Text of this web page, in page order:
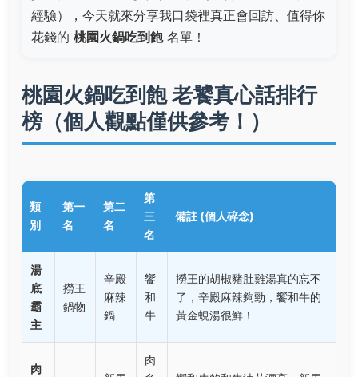
經驗），今天就來分享我口袋裡真正會回訪、值得你
花錢的 桃園火鍋吃到飽名單！
桃園火鍋吃到飽 老饕真心話排行
榜（個人觀點僅供參考！）
類
別
第一
名
第二
名
第
三
名
備註 (個人碎念)
湯
底
霸
主
撈王
鍋物
辛殿
麻辣
鍋
饗
和
牛
撈王的胡椒豬肚雞湯真的忘不
了，辛殿麻辣夠勁，饗和牛的
黃金蜆湯很鮮！
肉
肉